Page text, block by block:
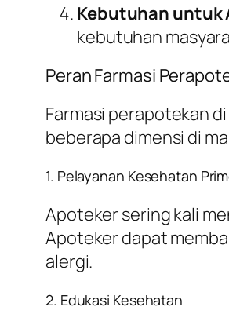
Kebutuhan untuk
kebutuhan
Peran Farmasi
Farmasi perapotekan
beberapa dimensi di
1. Pelayanan Kesehatan
Apoteker sering kali
Apoteker dapat
alergi.
2. Edukasi Kesehatan